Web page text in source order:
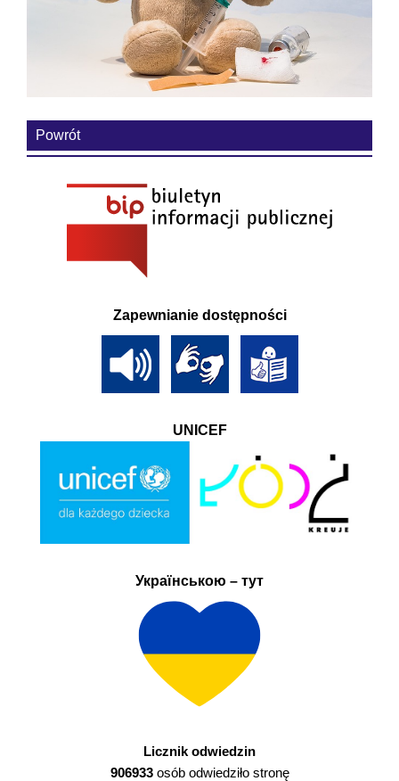
Powrót
Zapewnianie dostępności
UNICEF
Українською – тут
Licznik odwiedzin
906933osób odwiedziło stronę